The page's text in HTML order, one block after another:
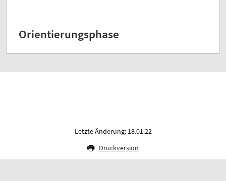
Orientierungsphase
Letzte Änderung: 18.01.22
Druckversion